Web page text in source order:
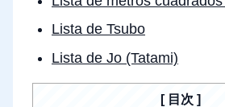
Lista de Tsubo
Lista de Jo (Tatami)
目次